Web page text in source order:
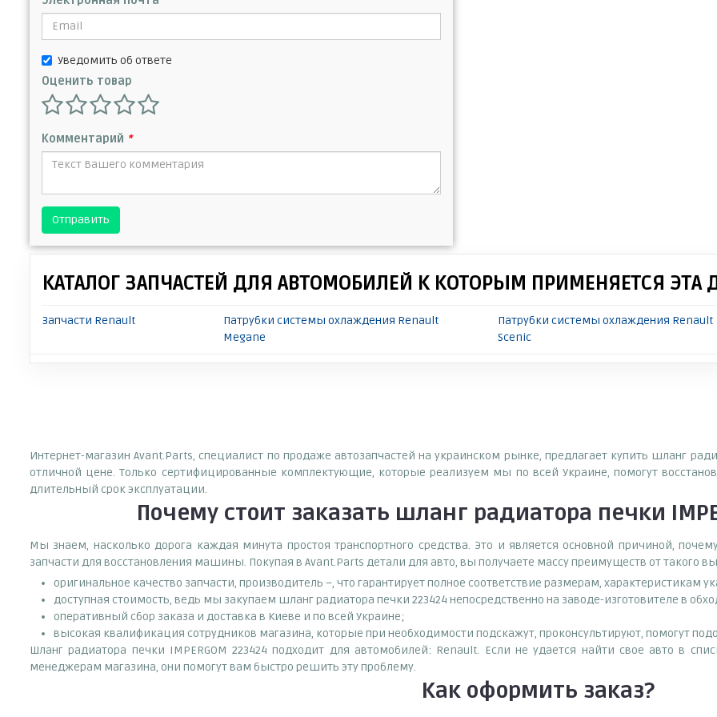
Уведомить об ответе
Оценить товар
Комментарий *
Отправить
КАТАЛОГ ЗАПЧАСТЕЙ ДЛЯ АВТОМОБИЛЕЙ К КОТОРЫМ ПРИМЕНЯЕТСЯ ЭТА
Запчасти Renault
Патрубки системы охлаждения Renault
Megane
Патрубки системы охлаждения Renault
Scenic
Интернет-магазин Avant.Parts, специалист по продаже автозапчастей на украинском рынке, предлагает купить шланг
отличной цене. Только сертифицированные комплектующие, которые реализуем мы по всей Украине, помогут
длительный срок эксплуатации.
Почему стоит заказать шланг радиатора печки
Мы знаем, насколько дорога каждая минута простоя транспортного средства. Это и является основной причиной,
запчасти для восстановления машины. Покупая в Avant.Parts детали для авто, вы получаете массу преимуществ от такого
оригинальное качество запчасти, производитель –, что гарантирует полное соответствие размерам, характеристикам
доступная стоимость, ведь мы закупаем шланг радиатора печки 223424 непосредственно на заводе-изготовителе в
оперативный сбор заказа и доставка в Киеве и по всей Украине;
высокая квалификация сотрудников магазина, которые при необходимости подскажут, проконсультируют, помогут
Шланг радиатора печки IMPERGOM 223424 подходит для автомобилей: Renault. Если не удается найти свое авто в
менеджерам магазина, они помогут вам быстро решить эту проблему.
Как оформить заказ?